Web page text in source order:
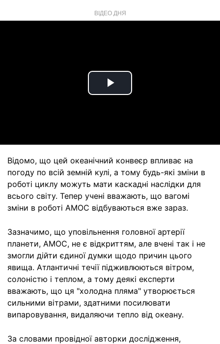
ВІДЕО ДНЯ
Play
Відомо, що цей океанічний конвеєр впливає на
погоду по всій земній кулі, а тому будь-які зміни в
роботі циклу можуть мати каскадні наслідки для
всього світу. Тепер учені вважають, що вагомі
зміни в роботі AMOC відбуваються вже зараз.
Зазначимо, що уповільнення головної артерії
планети, AMOC, не є відкриттям, але вчені так і не
змогли дійти єдиної думки щодо причин цього
явища. Атлантичні течії підживлюються вітром,
солоністю і теплом, а тому деякі експерти
вважають, що ця "холодна пляма" утворюється
сильними вітрами, здатними посилювати
випаровування, видаляючи тепло від океану.
За словами провідної авторки дослідження,